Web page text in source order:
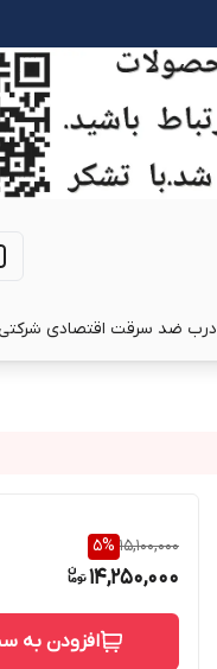
درب ضد سرقت اقتصادی
15,100,000
5%
14,250,000
افزودن به